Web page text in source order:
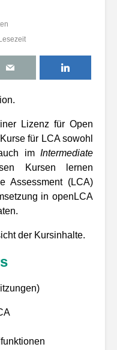
Lizenz für Open
für LCA sowohl
imIntermediate
Kursen lernen
Assessment (LCA)
in openLCA
der Kursinhalte.